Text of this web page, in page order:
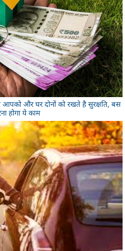
आपको और घर दोनों को रखते है सुरक्षति, बस
होगा ये काम